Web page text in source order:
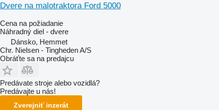
Dvere na malotraktora Ford 5000
Cena na požiadanie
Náhradný diel - dvere
Dánsko, Hemmet
Chr. Nielsen - Tingheden A/S
Obráťte sa na predajcu
Predávate stroje alebo vozidlá?
Predávajte u nás!
Zverejniť inzerát